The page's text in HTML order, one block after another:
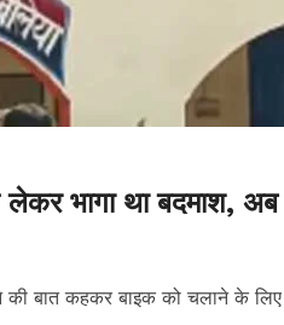
भागा था बदमाश, अब
की बात कहकर बाइक को चलाने के लिए